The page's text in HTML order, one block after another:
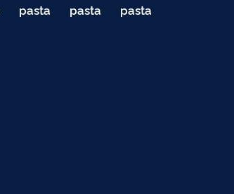
pasta
de
pasta
de
pasta
de